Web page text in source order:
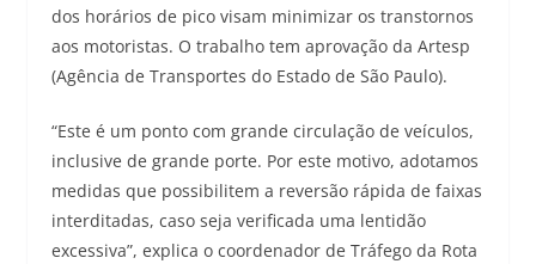
dos horários de pico visam minimizar os transtornos
aos motoristas. O trabalho tem aprovação da Artesp
(Agência de Transportes do Estado de São Paulo).
“Este é um ponto com grande circulação de veículos,
inclusive de grande porte. Por este motivo, adotamos
medidas que possibilitem a reversão rápida de faixas
interditadas, caso seja verificada uma lentidão
excessiva”, explica o coordenador de Tráfego da Rota